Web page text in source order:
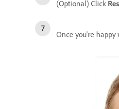
(Optional) Click
Once you're